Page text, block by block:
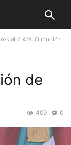
AMLO reunión
de
0
409